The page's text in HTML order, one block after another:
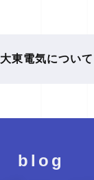
大東電気について
blog